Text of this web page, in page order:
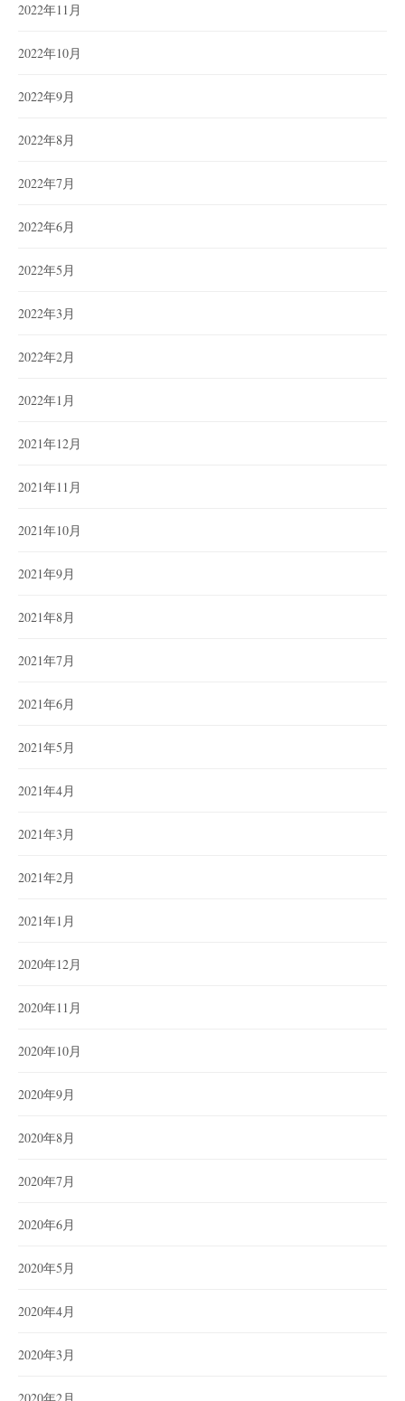
2022年11月
2022年10月
2022年9月
2022年8月
2022年7月
2022年6月
2022年5月
2022年3月
2022年2月
2022年1月
2021年12月
2021年11月
2021年10月
2021年9月
2021年8月
2021年7月
2021年6月
2021年5月
2021年4月
2021年3月
2021年2月
2021年1月
2020年12月
2020年11月
2020年10月
2020年9月
2020年8月
2020年7月
2020年6月
2020年5月
2020年4月
2020年3月